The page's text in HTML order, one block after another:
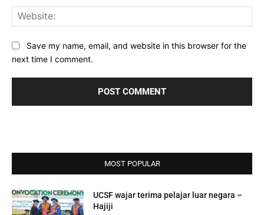
Save my name, email, and website in this browser for the
next time I comment.
MOST POPULAR
UCSF wajar terima pelajar luar negara –
Hajiji